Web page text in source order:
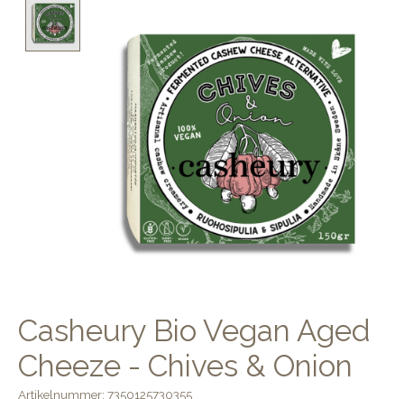
Casheury Bio Vegan Aged
Cheeze - Chives & Onion
Artikelnummer: 7350125730355